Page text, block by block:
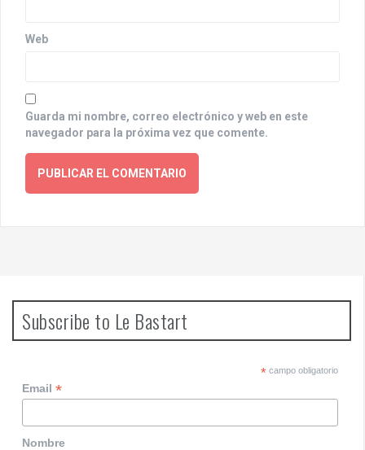
Web
Guarda mi nombre, correo electrónico y web en este
navegador para la próxima vez que comente.
Subscribe to Le Bastart
*campo obligatorio
Email*
Nombre